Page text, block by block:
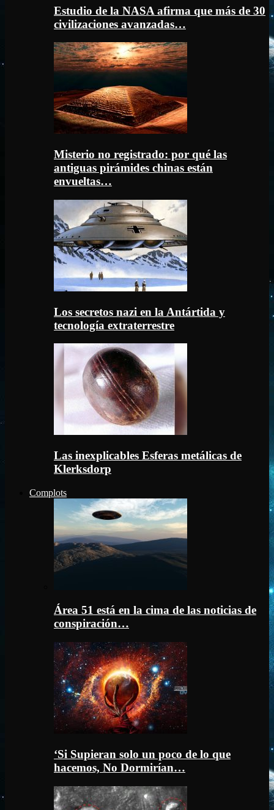
Estudio de la NASA afirma que más de 30
civilizaciones avanzadas…
Misterio no registrado: por qué las
antiguas pirámides chinas están
envueltas…
Los secretos nazi en la Antártida y
tecnología extraterrestre
Las inexplicables Esferas metálicas de
Klerksdorp
Complots
Área 51 está en la cima de las noticias de
conspiración…
‘Si Supieran solo un poco de lo que
hacemos, No Dormirían…